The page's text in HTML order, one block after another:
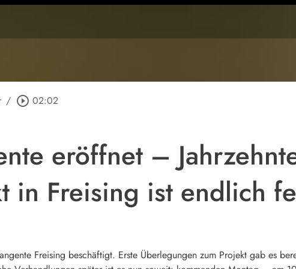
/ play_circle_outline 02:02
eröffnet –
in Freising ist endlich
Freising beschäftigt. Erste Überlegungen zum Projekt gab es